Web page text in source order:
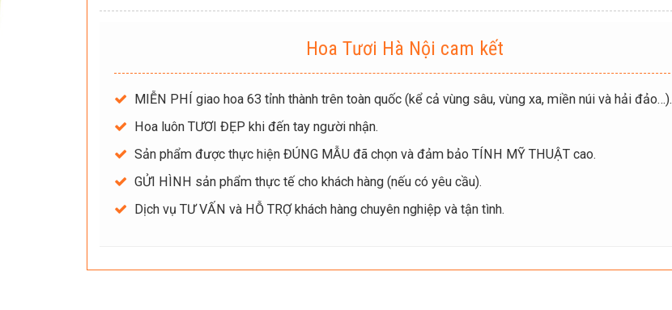
Hoa Tươi Hà Nội cam kết
MIỄN PHÍ giao hoa 63 tỉnh thành trên toàn quốc (kể cả vùng sâu, vùng xa, miền núi và hải đảo…).
Hoa luôn TƯƠI ĐẸP khi đến tay người nhận.
Sản phẩm được thực hiện ĐÚNG MẪU đã chọn và đảm bảo TÍNH MỸ THUẬT cao.
GỬI HÌNH sản phẩm thực tế cho khách hàng (nếu có yêu cầu).
Dịch vụ TƯ VẤN và HỖ TRỢ khách hàng chuyên nghiệp và tận tình.